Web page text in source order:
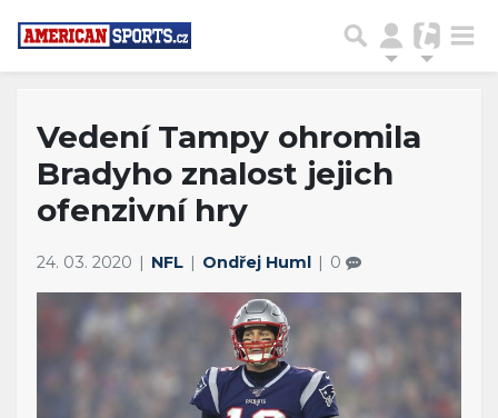
Vedení Tampy ohromila
Bradyho znalost jejich
ofenzivní hry
24. 03. 2020 NFL Ondřej Huml 0